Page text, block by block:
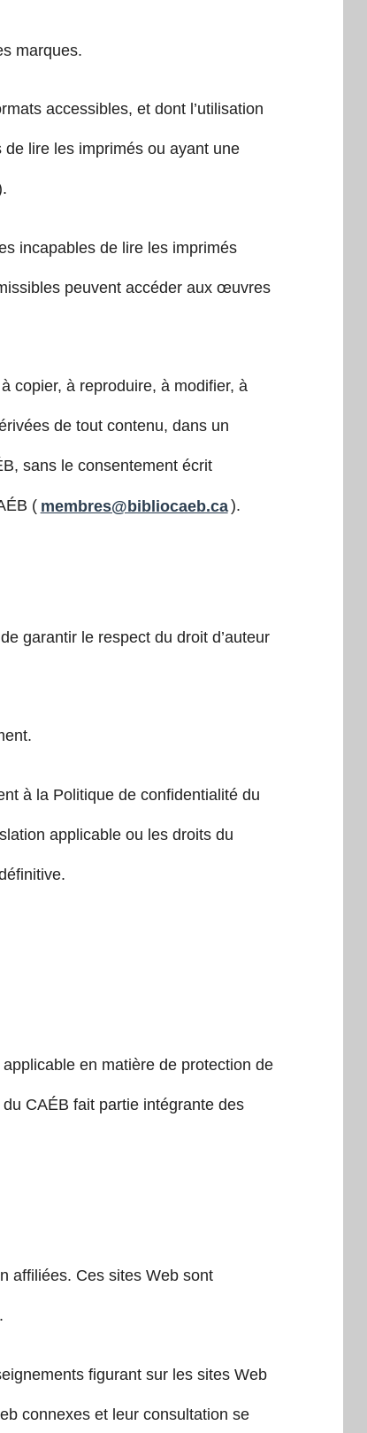
marques.
accessibles, et dont l’utilisation
lire les imprimés ou ayant une
incapables de lire les imprimés
peuvent accéder aux œuvres
copier, à reproduire, à modifier, à
de tout contenu, dans un
sans le consentement écrit
( membres@bibliocaeb.ca).
garantir le respect du droit d’auteur
à la Politique de confidentialité du
applicable ou les droits du
en matière de protection de
CAÉB fait partie intégrante des
affiliées. Ces sites Web sont
figurant sur les sites Web
connexes et leur consultation se